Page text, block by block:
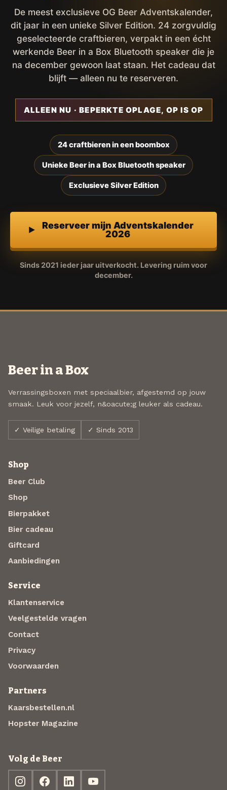
De meest exclusieve OG Beer Adventskalender,
dit jaar in een unieke Silver Edition. 24 zorgvuldig
geselecteerde craftbieren, verpakt in een écht
werkende Beer in a Box Bluetooth speaker die je
na december gewoon laat staan. Het cadeau dat
blijft — alleen nu te reserveren.
ALLEEN NU · BEPERKTE OPLAGE, OP IS OP
24 craftbieren in een boombox
Unieke Beer in a Box Bluetooth speaker
Exclusieve Silver Edition
Reserveer mijn Adventskalender
2026
Sinds 2021 ieder jaar uitverkocht. Levering ruim voor
december.
Beer in a Box
Verrassingsboxen met speciaalbier, afgestemd op jouw
smaak. Leuk voor jezelf, n&oacute;g leuker als cadeau.
✓ Veilige betaling ✓ Sinds 2013
Shop
Beer Club
Shop
Bierpakket
Bier cadeau
Giftcard
Aanbiedingen
Service
Klantenservice
Veelgestelde vragen
Contact
Privacy
Voorwaarden
Partners
Kaarsbestellen.nl
Hopster Magazine
Volg de Beer